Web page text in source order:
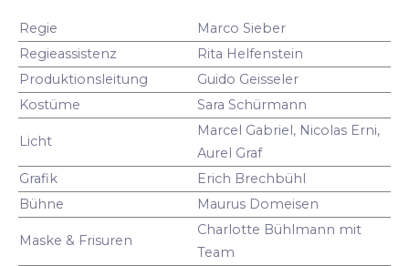
Regie
Marco Sieber
Regieassistenz
Rita Helfenstein
Produktionsleitung
Guido Geisseler
Kostüme
Sara Schürmann
Licht
Marcel Gabriel, Nicolas Erni,
Aurel Graf
Grafik
Erich Brechbühl
Bühne
Maurus Domeisen
Maske & Frisuren
Charlotte Bühlmann mit
Team